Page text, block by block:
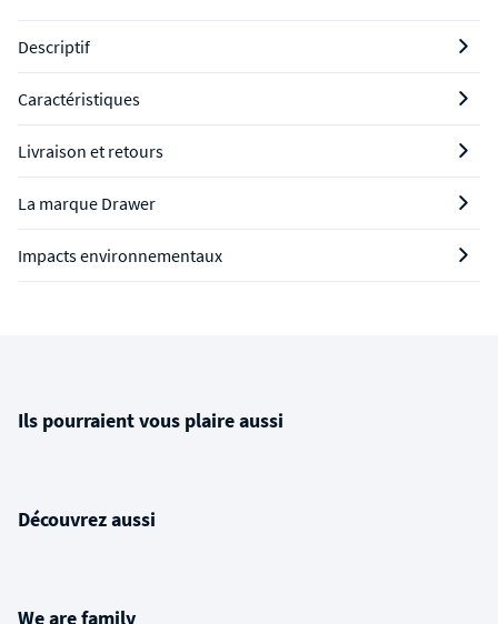
Descriptif
Caractéristiques
Livraison et retours
La marque Drawer
Impacts environnementaux
Ils pourraient vous plaire aussi
Découvrez aussi
We are family